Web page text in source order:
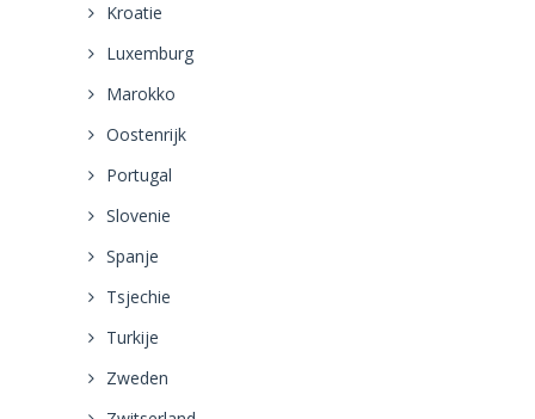
Kroatie
Luxemburg
Marokko
Oostenrijk
Portugal
Slovenie
Spanje
Tsjechie
Turkije
Zweden